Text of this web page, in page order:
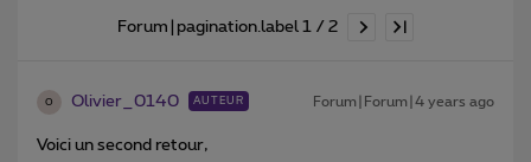
Forum|pagination.label 1 / 2
O Olivier_0140 AUTEUR Forum|Forum|4 years ago
Voici un second retour,